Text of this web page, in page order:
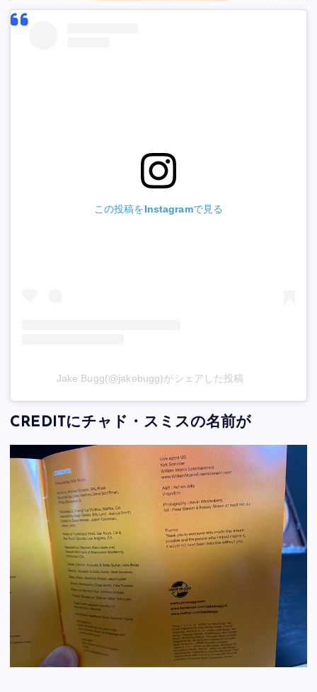
この投稿をInstagramで見る
Jake Bugg(@jakebugg)がシェアした投稿
CREDITにチャド・スミスの名前が